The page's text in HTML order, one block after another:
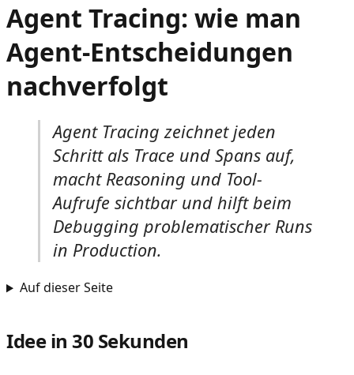
Agent Tracing: wie man
Agent-Entscheidungen
nachverfolgt
Agent Tracing zeichnet jeden
Schritt als Trace und Spans auf,
macht Reasoning und Tool-
Aufrufe sichtbar und hilft beim
Debugging problematischer Runs
in Production.
Auf dieser Seite
Idee in 30 Sekunden